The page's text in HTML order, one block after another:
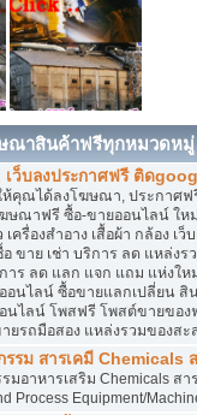
ณาสินค้าฟรีทุกหมวดหมู่
เว็บลงประกาศฟรี ติด
ห้คุณได้ลงโฆษณา, ประกาศ
ษณาฟรี ซื้อ-ขายออนไลน์ ให
เครื่องสำอาง เสื้อผ้า กล้อง
ขาย เช่า บริการ ลด แหล่ง
าร ลด แลก แจก แถม แห่งใ
อนไลน์ ซื้อขายแลกเปลี่ยน สิ
นไลน์ โพสฟรี โพสต์ขายข
ยรถมือสอง แหล่งรวมของสะ
รม สารเคมี Chemicals
อาหารเสริม Chemicals สา
Process Equipment/